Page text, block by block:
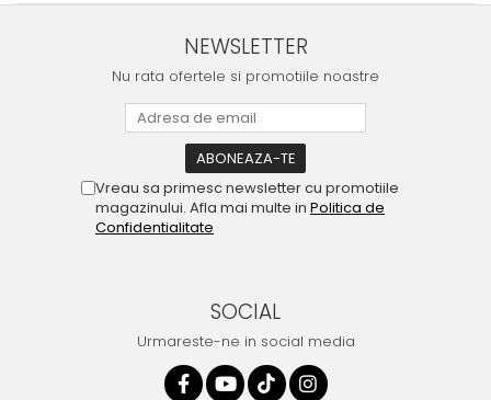
NEWSLETTER
Nu rata ofertele si promotiile noastre
Vreau sa primesc newsletter cu promotiile
magazinului. Afla mai multe in Politica de
Confidentialitate
SOCIAL
Urmareste-ne in social media